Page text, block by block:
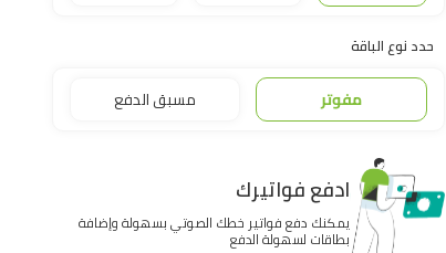
حدد نوع الباقة
مفوتر مسبق الدفع
ادفع فواتيرك
يمكنك دفع فواتير خطك الصوتي بسهولة وإضافة
بطاقات لسهولة الدفع